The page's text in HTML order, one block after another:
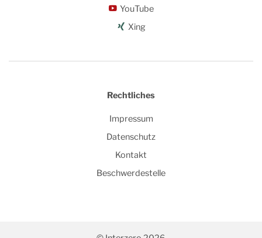
YouTube
Xing
Rechtliches
Impressum
Datenschutz
Kontakt
Beschwerdestelle